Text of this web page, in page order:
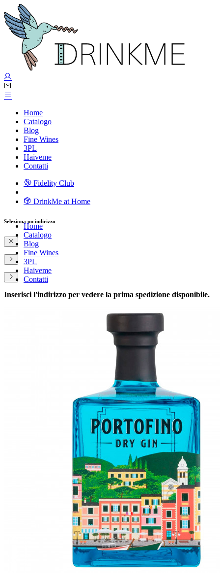
Home
Catalogo
Blog
Fine Wines
3PL
Haiveme
Contatti
Fidelity Club
DrinkMe at Home
Home
Catalogo
Blog
Fine Wines
3PL
Haiveme
Contatti
Seleziona un indirizzo
Inserisci l'indirizzo per vedere la prima spedizione disponibile.